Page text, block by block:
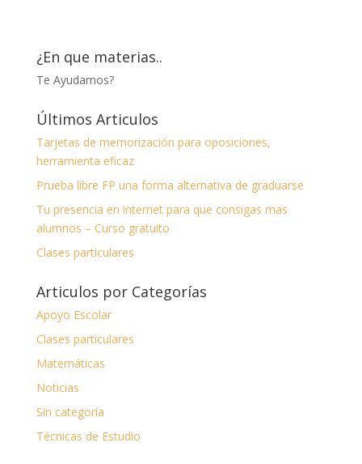
¿En que materias..
Te Ayudamos?
Últimos Articulos
Tarjetas de memorización para oposiciones,
herramienta eficaz
Prueba libre FP una forma alternativa de graduarse
Tu presencia en internet para que consigas mas
alumnos – Curso gratuito
Clases particulares
Articulos por Categorías
Apoyo Escolar
Clases particulares
Matemáticas
Noticias
Sin categoría
Técnicas de Estudio